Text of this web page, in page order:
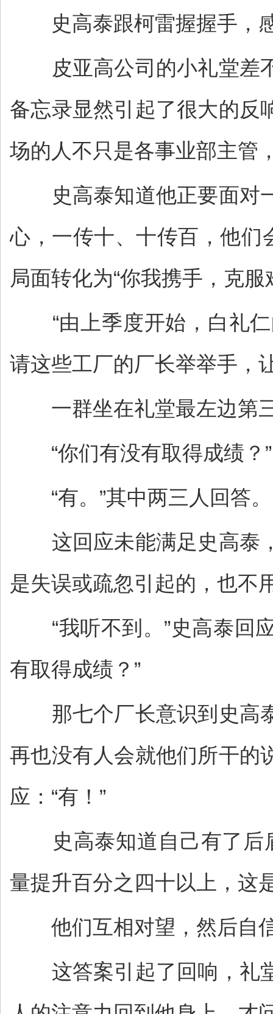
史高泰跟柯雷握握手，感
皮亚高公司的小礼堂差不
备忘录显然引起了很大的反
场的人不只是各事业部主管
史高泰知道他正要面对一
心，一传十、十传百，他们
局面转化为“你我携手，克服
“由上季度开始，白礼仁
请这些工厂的厂长举举手，
一群坐在礼堂最左边第
“你们有没有取得成绩？”
“有。”其中两三人回答。
这回应未能满足史高泰，
是失误或疏忽引起的，也不
“我听不到。”史高泰回应
有取得成绩？”
那七个厂长意识到史高泰
再也没有人会就他们所干的
应：“有！”
史高泰知道自己有了后盾
量提升百分之四十以上，这
他们互相对望，然后自信
这答案引起了回响，礼堂